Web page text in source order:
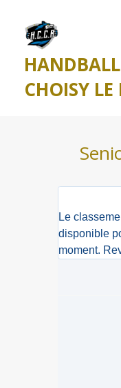
CHOISY LE